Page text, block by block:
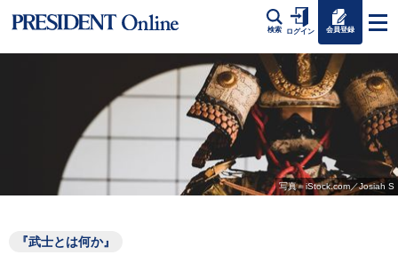
検索 ログイン 会員登録
写真＝iStock.com／Josiah S
『武士とは何か』